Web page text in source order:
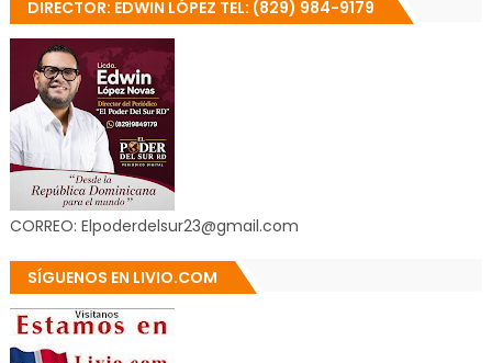
DIRECTOR: EDWIN LÓPEZ TEL: (829) 984-9179
CORREO: Elpoderdelsur23@gmail.com
SÍGUENOS EN LIVIO.COM